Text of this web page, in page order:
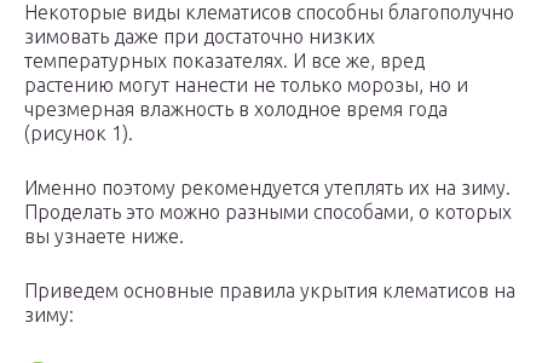
Некоторые виды клематисов способны благополучно
зимовать даже при достаточно низких
температурных показателях. И все же, вред
растению могут нанести не только морозы, но и
чрезмерная влажность в холодное время года
(рисунок 1).
Именно поэтому рекомендуется утеплять их на зиму.
Проделать это можно разными способами, о которых
вы узнаете ниже.
Приведем основные правила укрытия клематисов на
зиму: